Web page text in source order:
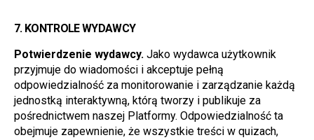
7. KONTROLE WYDAWCY
Potwierdzenie wydawcy. Jako wydawca użytkownik
przyjmuje do wiadomości i akceptuje pełną
odpowiedzialność za monitorowanie i zarządzanie każdą
jednostką interaktywną, którą tworzy i publikuje za
pośrednictwem naszej Platformy. Odpowiedzialność ta
obejmuje zapewnienie, że wszystkie treści w quizach,